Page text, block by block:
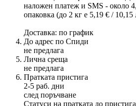
наложен платеж и SMS - около
опаковка (до 2 кг е 5,19 € / 10,15
Доставка: по график
До адрес по Спиди
не предлага
Лична среща
не предлага
Пратката пристига
2-5 раб. дни
след поръчване
Статуси на пратката до